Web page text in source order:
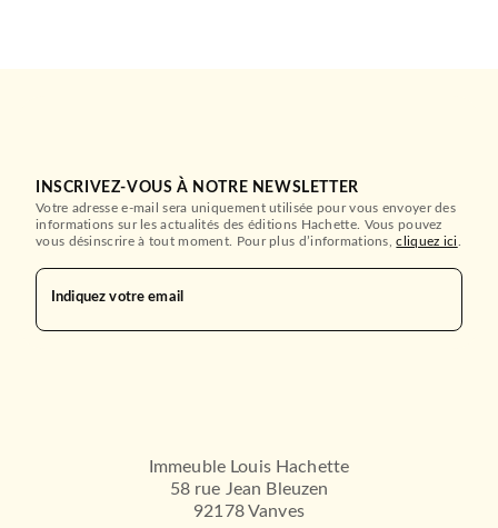
INSCRIVEZ-VOUS À NOTRE NEWSLETTER
Votre adresse e-mail sera uniquement utilisée pour vous envoyer des
informations sur les actualités des éditions Hachette. Vous pouvez
vous désinscrire à tout moment. Pour plus d’informations,cliquez ici
Indiquez votre email
Immeuble Louis Hachette
58 rue Jean Bleuzen
92178 Vanves